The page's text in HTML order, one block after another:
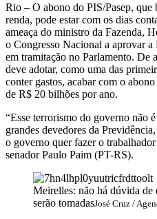
Rio – O abono do PIS/Pasep, que
renda, pode estar com os dias
ameaça do ministro da Fazenda,
o Congresso Nacional a aprovar
em tramitação no Parlamento.
deve adotar, como uma das
conter gastos, acabar com o
de R$ 20 bilhões por ano.
“Esse terrorismo do governo não
grandes devedores da
o governo quer fazer o
senador Paulo Paim (PT-RS).
Meirelles: não há dúvida de
serão tomadasJosé Cruz /